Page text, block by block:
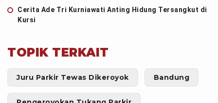
Cerita Ade Tri Kurniawati Anting Hidung Tersangkut di
Kursi
TOPIK TERKAIT
Juru Parkir Tewas Dikeroyok Bandung